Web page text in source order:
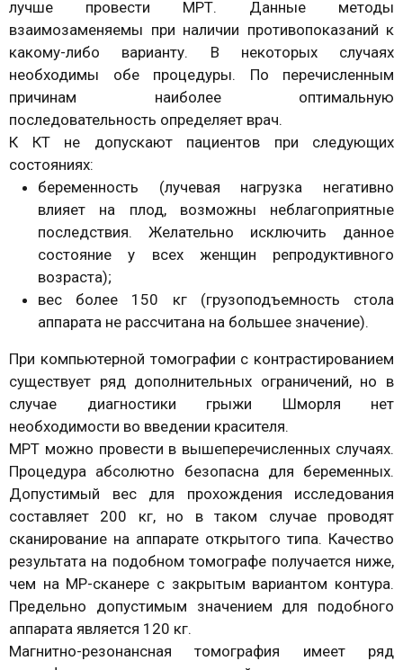
лучше провести МРТ. Данные методы
взаимозаменяемы при наличии противопоказаний к
какому-либо варианту. В некоторых случаях
необходимы обе процедуры. По перечисленным
причинам наиболее оптимальную
последовательность определяет врач.
К КТ не допускают пациентов при следующих
состояниях:
беременность (лучевая нагрузка негативно
влияет на плод, возможны неблагоприятные
последствия. Желательно исключить данное
состояние у всех женщин репродуктивного
возраста);
вес более 150 кг (грузоподъемность стола
аппарата не рассчитана на большее значение).
При компьютерной томографии с контрастированием
существует ряд дополнительных ограничений, но в
случае диагностики грыжи Шморля нет
необходимости во введении красителя.
МРТ можно провести в вышеперечисленных случаях.
Процедура абсолютно безопасна для беременных.
Допустимый вес для прохождения исследования
составляет 200 кг, но в таком случае проводят
сканирование на аппарате открытого типа. Качество
результата на подобном томографе получается ниже,
чем на МР-сканере с закрытым вариантом контура.
Предельно допустимым значением для подобного
аппарата является 120 кг.
Магнитно-резонансная томография имеет ряд